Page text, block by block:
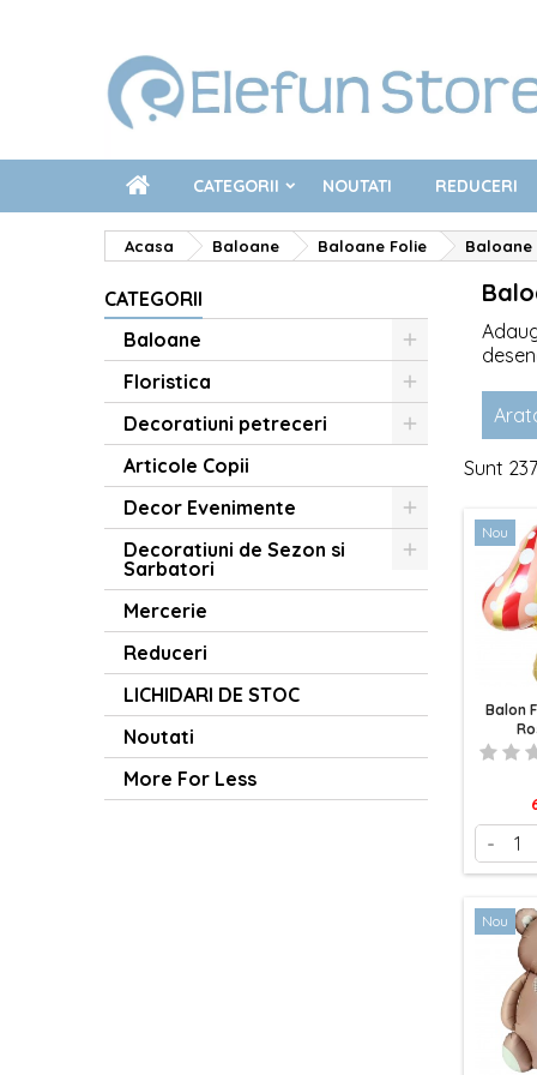
CATEGORII NOUTATI REDUCERI
Acasa Baloane Baloane Folie Baloane
CATEGORII
Baloane
Floristica
Decoratiuni petreceri
Articole Copii
Decor Evenimente
Decoratiuni de Sezon si
Sarbatori
Mercerie
Reduceri
LICHIDARI DE STOC
Noutati
More For Less
Sunt
Nou
Balon
-
Nou